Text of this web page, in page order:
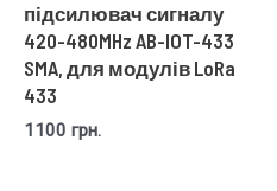
підсилювач сигналу
420-480MHz AB-IOT-433
SMA, для модулів LoRa
433
1100 грн.